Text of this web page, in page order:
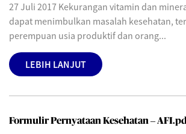
27 Juli 2017 Kekurangan vitamin dan
dapat menimbulkan masalah kesehatan,
perempuan usia produktif dan orang...
LEBIH LANJUT
Formulir Pernyataan Kesehatan –